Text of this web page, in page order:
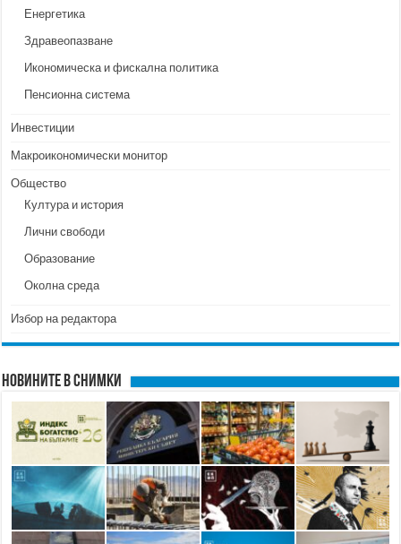
Енергетика
Здравеопазване
Икономическа и фискална политика
Пенсионна система
Инвестиции
Макроикономически монитор
Общество
Култура и история
Лични свободи
Образование
Околна среда
Избор на редактора
Новините в снимки